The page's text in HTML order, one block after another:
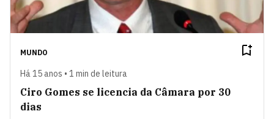
MUNDO
Há 15 anos • 1 min de leitura
Ciro Gomes se licencia da Câmara por 30
dias